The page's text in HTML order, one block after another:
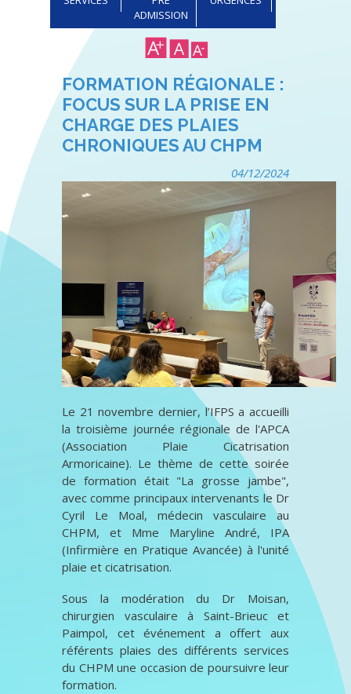
ADMISSION
FORMATION RÉGIONALE :
FOCUS SUR LA PRISE EN
CHARGE DES PLAIES
CHRONIQUES AU CHPM
04/12/2024
Le 21 novembre dernier, l’IFPS a accueilli
la troisième journée régionale de l'APCA
(Association Plaie Cicatrisation
Armoricaine). Le thème de cette soirée
de formation était "La grosse jambe",
avec comme principaux intervenants le Dr
Cyril Le Moal, médecin vasculaire au
CHPM, et Mme Maryline André, IPA
(Infirmière en Pratique Avancée) à l'unité
plaie et cicatrisation.
Sous la modération du Dr Moisan,
chirurgien vasculaire à Saint-Brieuc et
Paimpol, cet événement a offert aux
référents plaies des différents services
du CHPM une occasion de poursuivre leur
formation.